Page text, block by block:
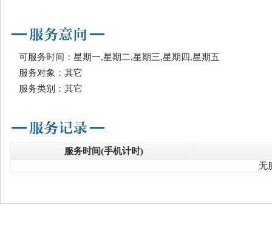
可服务时间：星期一,星期二,星期三,星期四,星期五
服务对象：其它
服务类别：其它